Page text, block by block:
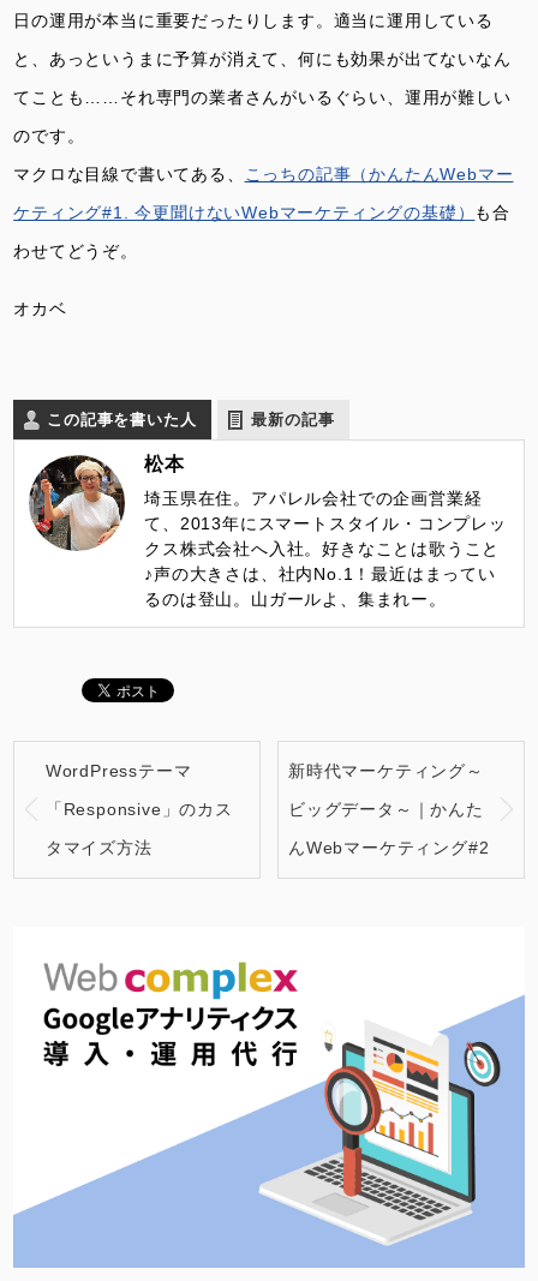
日の運用が本当に重要だったりします。適当に運用している
と、あっというまに予算が消えて、何にも効果が出てないなん
てことも……それ専門の業者さんがいるぐらい、運用が難しい
のです。
マクロな目線で書いてある、
こっちの記事（かんたんWebマー
ケティング#1. 今更聞けないWebマーケティングの基礎）
も合
わせてどうぞ。
オカベ
この記事を書いた人 最新の記事
松本
埼玉県在住。アパレル会社での企画営業経
て、2013年にスマートスタイル・コンプレッ
クス株式会社へ入社。好きなことは歌うこと
♪声の大きさは、社内No.1！最近はまってい
るのは登山。山ガールよ、集まれー。
WordPressテーマ
「Responsive」のカス
タマイズ方法
新時代マーケティング～
ビッグデータ～｜かんた
んWebマーケティング#2